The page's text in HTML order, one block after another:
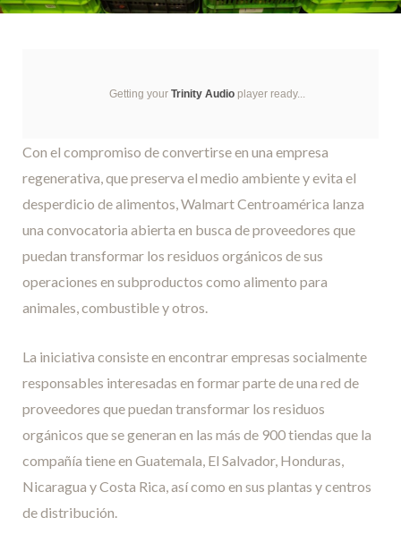
Getting your Trinity Audio player ready...
Con el compromiso de convertirse en una empresa
regenerativa, que preserva el medio ambiente y evita el
desperdicio de alimentos, Walmart Centroamérica lanza
una convocatoria abierta en busca de proveedores que
puedan transformar los residuos orgánicos de sus
operaciones en subproductos como alimento para
animales, combustible y otros.
La iniciativa consiste en encontrar empresas socialmente
responsables interesadas en formar parte de una red de
proveedores que puedan transformar los residuos
orgánicos que se generan en las más de 900 tiendas que la
compañía tiene en Guatemala, El Salvador, Honduras,
Nicaragua y Costa Rica, así como en sus plantas y centros
de distribución.